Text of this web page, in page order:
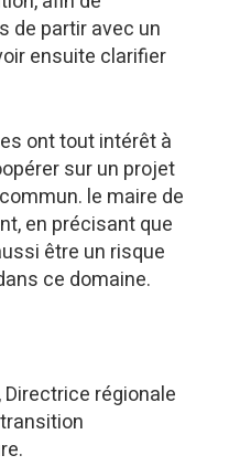
de partir avec un
ensuite clarifier
ont tout intérêt à
sur un projet
le maire de
en précisant que
être un risque
ce domaine.
Directrice régionale